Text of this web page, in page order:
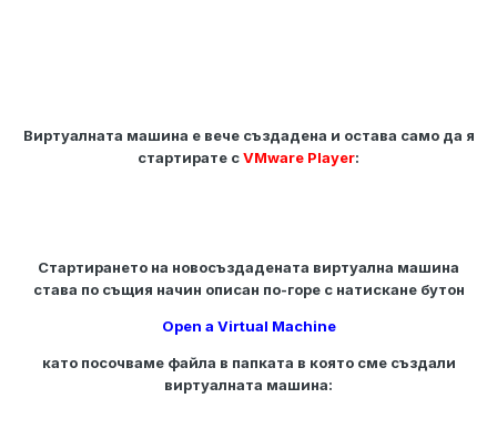
Виртуалната машина е вече създадена и остава само да я
стартирате сVMware Player:
Стартирането на новосъздадената виртуална машина
става по същия начин описан по-горе с натискане бутон
Open a Virtual Machine
като посочваме файла в папката в която сме създали
виртуалната машина: